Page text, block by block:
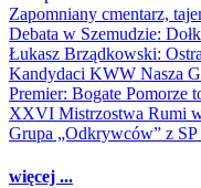
Zapomniany cmentarz,
Debata w Szemudzie:
Łukasz Brządkowski:
Kandydaci KWW Nasza
Premier: Bogate Pomorze
XXVI Mistrzostwa Rumi
Grupa „Odkrywców” z
więcej ...